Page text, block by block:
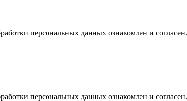
персональных данных ознакомлен и согласен.
персональных данных ознакомлен и согласен.